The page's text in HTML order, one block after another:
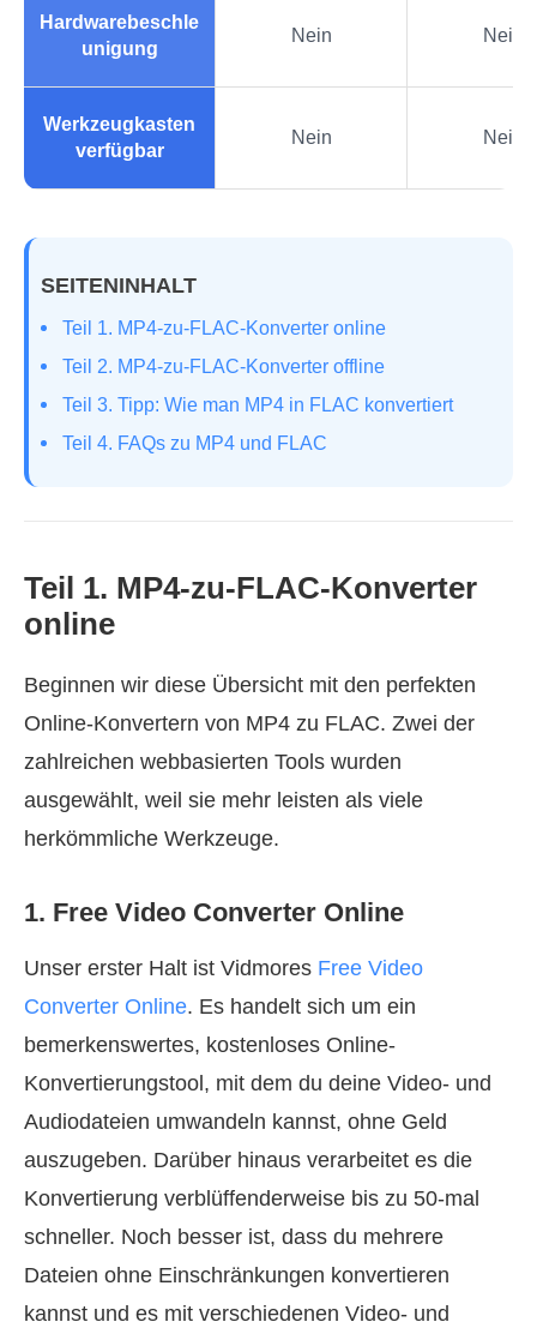
Hardwarebeschle
unigung
Nein Nein
Werkzeugkasten
verfügbar
Nein Nein
SEITENINHALT
Teil 1. MP4-zu-FLAC-Konverter online
Teil 2. MP4-zu-FLAC-Konverter offline
Teil 3. Tipp: Wie man MP4 in FLAC konvertiert
Teil 4. FAQs zu MP4 und FLAC
Teil 1. MP4-zu-FLAC-Konverter
online
Beginnen wir diese Übersicht mit den perfekten
Online-Konvertern von MP4 zu FLAC. Zwei der
zahlreichen webbasierten Tools wurden
ausgewählt, weil sie mehr leisten als viele
herkömmliche Werkzeuge.
1. Free Video Converter Online
Unser erster Halt ist Vidmores Free Video
Converter Online. Es handelt sich um ein
bemerkenswertes, kostenloses Online-
Konvertierungstool, mit dem du deine Video- und
Audiodateien umwandeln kannst, ohne Geld
auszugeben. Darüber hinaus verarbeitet es die
Konvertierung verblüffenderweise bis zu 50-mal
schneller. Noch besser ist, dass du mehrere
Dateien ohne Einschränkungen konvertieren
kannst und es mit verschiedenen Video- und